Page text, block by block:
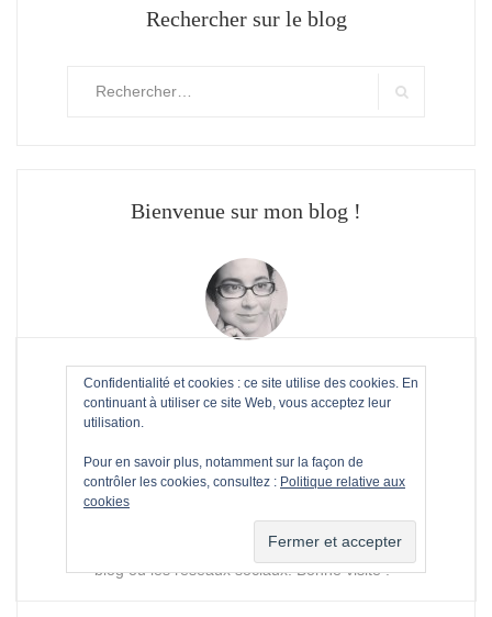
Rechercher sur le blog
Bienvenue sur mon blog !
Joelle
Ce blog est le carnet de mes réalisations
brico/déco et de la rénovation de notre
maison ! Je suis ravie que vous veniez me
vos impressions ou à me contacter, sur le
blog ou les réseaux sociaux. Bonne visite !
Confidentialité et cookies : ce site utilise des cookies. En
continuant à utiliser ce site Web, vous acceptez leur
utilisation.
Pour en savoir plus, notamment sur la façon de
contrôler les cookies, consultez : Politique relative aux
cookies